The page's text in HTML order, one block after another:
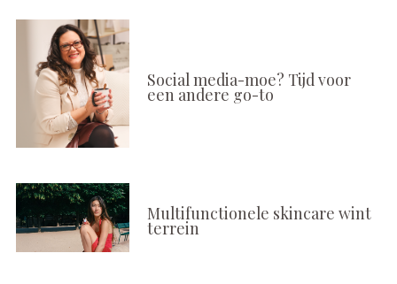
Social media-moe? Tijd voor
een andere go-to
Multifunctionele skincare wint
terrein